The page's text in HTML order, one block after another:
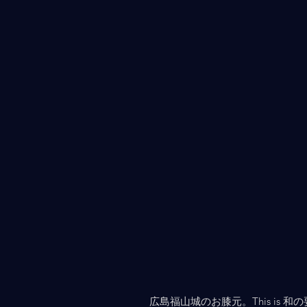
広島福山城のお膝元。This is 和の